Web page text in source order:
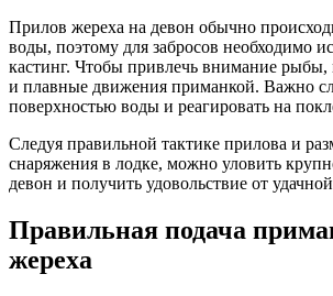
Прилов жереха на девон обычно
воды, поэтому для забросов необходимо
кастинг. Чтобы привлечь внимание рыбы,
и плавные движения приманкой. Важно
поверхностью воды и реагировать на
Следуя правильной тактике прилова и
снаряжения в лодке, можно уловить
девон и получить удовольствие от
Правильная подача
жереха